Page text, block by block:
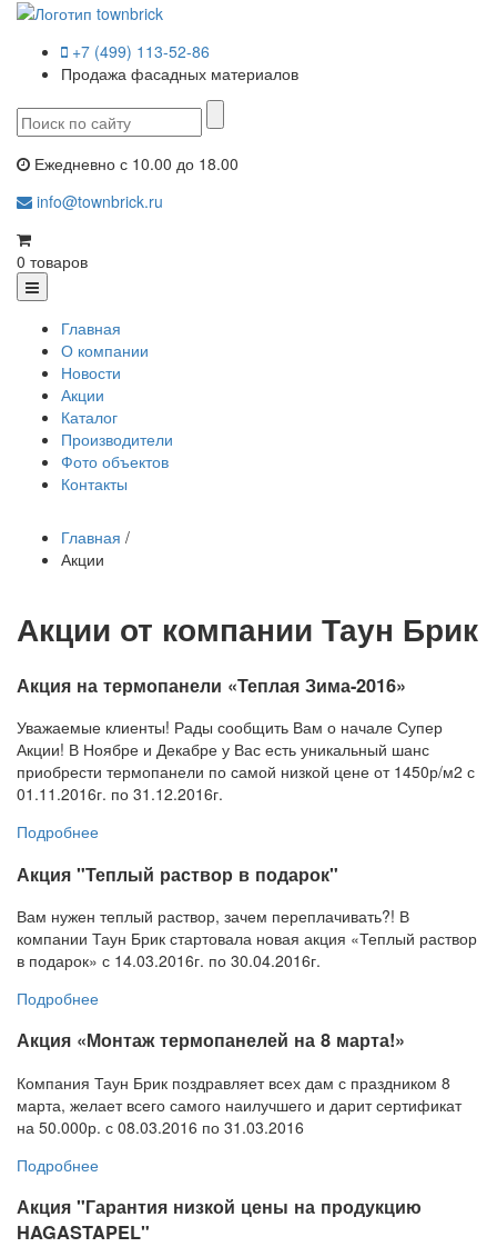
+7 (499) 113-52-86
Продажа фасадных материалов
Ежедневно с 10.00 до 18.00
info@townbrick.ru
0 товаров
Главная
О компании
Новости
Акции
Каталог
Производители
Фото объектов
Контакты
Главная /
Акции
Акции от компании Таун Брик
Акция на термопанели «Теплая Зима-2016»
Уважаемые клиенты! Рады сообщить Вам о начале Супер
Акции! В Ноябре и Декабре у Вас есть уникальный шанс
приобрести термопанели по самой низкой цене от 1450р/м2 с
01.11.2016г. по 31.12.2016г.
Подробнее
Акция "Теплый раствор в подарок"
Вам нужен теплый раствор, зачем переплачивать?! В
компании Таун Брик стартовала новая акция «Теплый раствор
в подарок» с 14.03.2016г. по 30.04.2016г.
Подробнее
Акция «Монтаж термопанелей на 8 марта!»
Компания Таун Брик поздравляет всех дам с праздником 8
марта, желает всего самого наилучшего и дарит сертификат
на 50.000р. с 08.03.2016 по 31.03.2016
Подробнее
Акция "Гарантия низкой цены на продукцию
HAGASTAPEL"